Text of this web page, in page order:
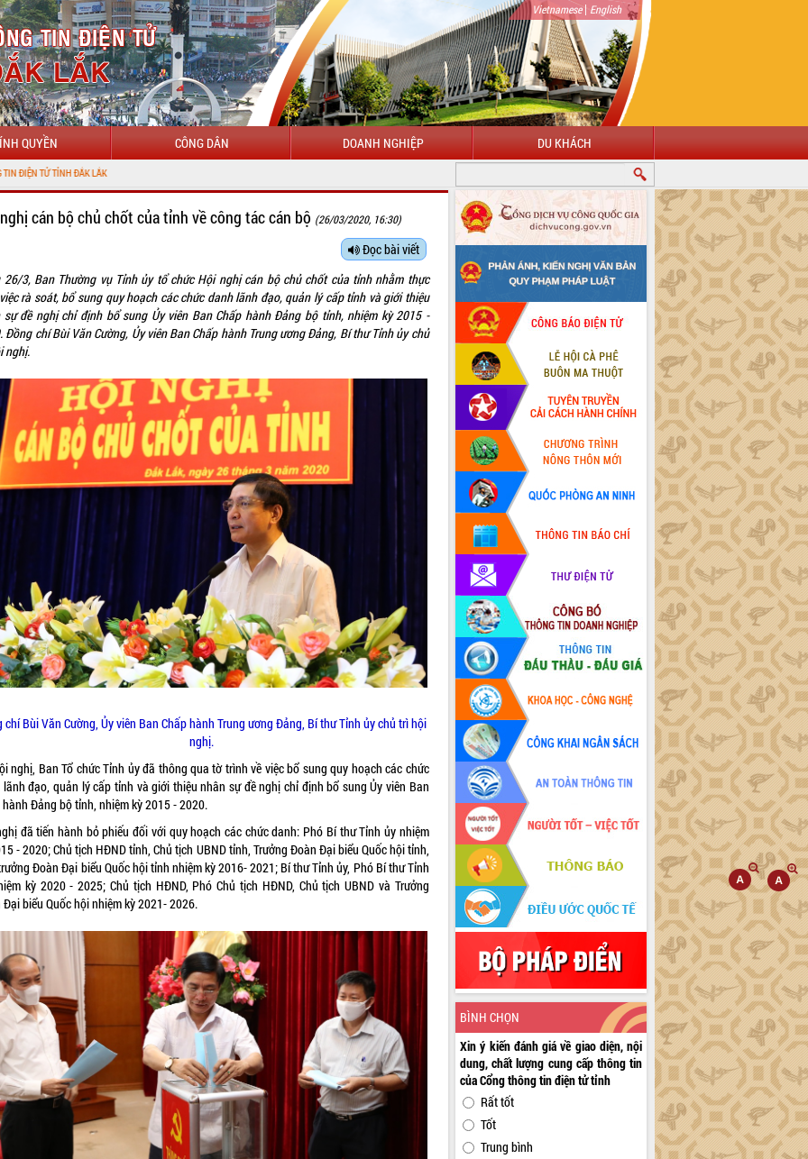
Vietnamese| English
QUYỀN CÔNG DÂN DOANH NGHIỆP DU KHÁCH
cán bộ chủ chốt của tỉnh về công tác cán bộ (26/03/2020, 16:30)
Đọc bài viết
26/3, Ban Thường vụ Tỉnh ủy tổ chức Hội nghị cán bộ chủ chốt của tỉnh nhằm thực
rà soát, bổ sung quy hoạch các chức danh lãnh đạo, quản lý cấp tỉnh và giới thiệu
sự đề nghị chỉ định bổ sung Ủy viên Ban Chấp hành Đảng bộ tỉnh, nhiệm kỳ 2015 -
Đồng chí Bùi Văn Cường, Ủy viên Ban Chấp hành Trung ương Đảng, Bí thư Tỉnh ủy chủ
nghị.
chí Bùi Văn Cường, Ủy viên Ban Chấp hành Trung ương Đảng, Bí thư Tỉnh ủy chủ trì hội
nghị.
nghị, Ban Tổ chức Tỉnh ủy đã thông qua tờ trình về việc bổ sung quy hoạch các chức
đạo, quản lý cấp tỉnh và giới thiệu nhân sự đề nghị chỉ định bổ sung Ủy viên Ban
hành Đảng bộ tỉnh, nhiệm kỳ 2015 - 2020.
đã tiến hành bỏ phiếu đối với quy hoạch các chức danh: Phó Bí thư Tỉnh ủy nhiệm
- 2020; Chủ tịch HĐND tỉnh, Chủ tịch UBND tỉnh, Trưởng Đoàn Đại biểu Quốc hội tỉnh,
Đoàn Đại biểu Quốc hội tỉnh nhiệm kỳ 2016- 2021; Bí thư Tỉnh ủy, Phó Bí thư Tỉnh
kỳ 2020 - 2025; Chủ tịch HĐND, Phó Chủ tịch HĐND, Chủ tịch UBND và Trưởng
biểu Quốc hội nhiệm kỳ 2021- 2026.
BÌNH CHỌN
Xin ý kiến đánh giá về giao diện, nội
dung, chất lượng cung cấp thông tin
của Cổng thông tin điện tử tỉnh
Rất tốt
Tốt
Trung bình